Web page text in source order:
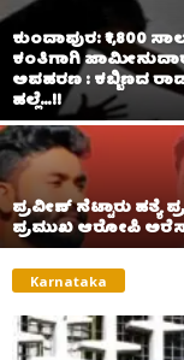
ಕುಂದಾಪುರ: ₹1,800
ಕಂತಿಗಾಗಿ
ಅಪಹರಣ : ಕಬ್ಬಿಣದ
ಹಲ್ಲೆ…!!
ಪ್ರವೀಣ್ ನೆಟ್ಟಾರು ಹತ್ಯೆ
ಪ್ರಮುಖ ಆರೋಪಿ
Karnataka